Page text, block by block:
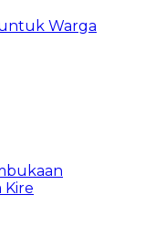
Warga
Kire